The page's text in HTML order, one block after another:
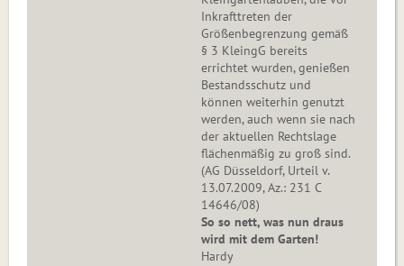
Inkrafttreten der
Größenbegrenzung gemäß
§ 3 KleingG bereits
errichtet wurden, genießen
Bestandsschutz und
können weiterhin genutzt
werden, auch wenn sie nach
der aktuellen Rechtslage
flächenmäßig zu groß sind.
(AG Düsseldorf, Urteil v.
13.07.2009, Az.: 231 C
14646/08)
So so nett, was nun draus
wird mit dem Garten!
Hardy